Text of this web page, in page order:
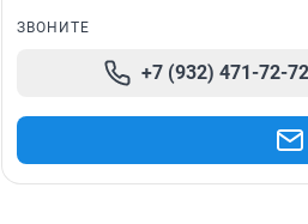
ЗВОНИТЕ
+7 (932) 471-72-72